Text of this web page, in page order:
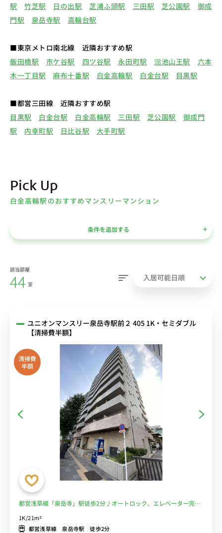
駅
竹芝駅 日の出駅 芝浦ふ頭駅 三田駅 芝公園駅
御成
門駅
泉岳寺駅 高輪台駅
■東京メトロ南北線 近隣おすすめ駅
飯田橋駅
市ケ谷駅 四ツ谷駅 永田町駅 溜池山王駅
六本
木一丁目駅
麻布十番駅 白金高輪駅 白金台駅 目黒駅
■都営三田線 近隣おすすめ駅
目黒駅
白金台駅 白金高輪駅 三田駅 芝公園駅
御成門
駅
内幸町駅 日比谷駅 大手町駅
Pick Up
白金高輪駅のおすすめマンスリーマンション
条件を追加する
該当部屋
44 室
ユニオンマンスリー泉岳寺駅前２ 405 1K・セミダブル
【清掃費半額】
清掃費
半額
都営浅草線「泉岳寺」駅徒歩2分♪オートロック、エレベーター完
1K/21m²
都営浅草線 泉岳寺駅 徒歩2分